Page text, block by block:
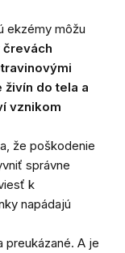
ekzémy môžu
do tela a
vznikom
že poškodenie
správne
k
napádajú
preukázané. A je